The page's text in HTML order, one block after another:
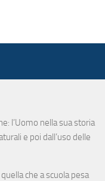
l’Uomo nella sua storia
e poi dall’uso delle
che a scuola pesa